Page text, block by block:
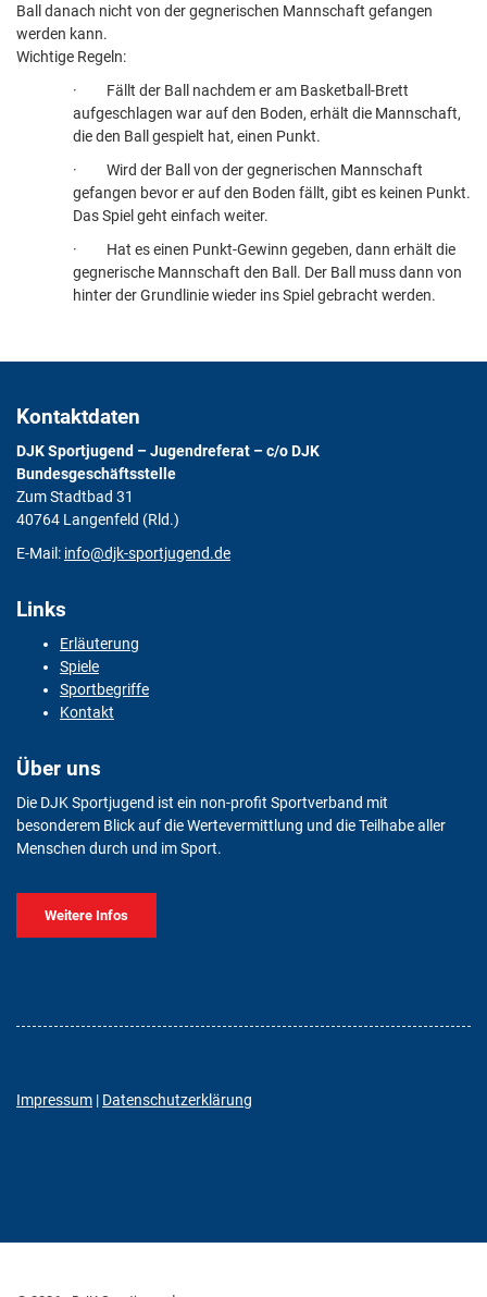
Ball danach nicht von der gegnerischen Mannschaft gefangen
werden kann.
Wichtige Regeln:
· Fällt der Ball nachdem er am Basketball-Brett
aufgeschlagen war auf den Boden, erhält die Mannschaft,
die den Ball gespielt hat, einen Punkt.
· Wird der Ball von der gegnerischen Mannschaft
gefangen bevor er auf den Boden fällt, gibt es keinen Punkt.
Das Spiel geht einfach weiter.
· Hat es einen Punkt-Gewinn gegeben, dann erhält die
gegnerische Mannschaft den Ball. Der Ball muss dann von
hinter der Grundlinie wieder ins Spiel gebracht werden.
Kontaktdaten
DJK Sportjugend – Jugendreferat – c/o DJK
Bundesgeschäftsstelle
Zum Stadtbad 31
40764 Langenfeld (Rld.)
E-Mail: info@djk-sportjugend.de
Links
Erläuterung
Spiele
Sportbegriffe
Kontakt
Über uns
Die DJK Sportjugend ist ein non-profit Sportverband mit
besonderem Blick auf die Wertevermittlung und die Teilhabe aller
Menschen durch und im Sport.
Weitere Infos
Impressum | Datenschutzerklärung